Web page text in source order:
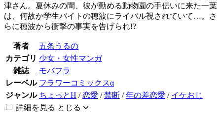
津さん。夏休みの間、彼が勤める動物園の手伝いに来た一葉
は、何故か学生バイトの穂波にライバル視されていて…。さ
らに穂波から衝撃の事実を告げられ!?
著者
五条うるの
カテゴリ 少女・女性マンガ
雑誌
モバフラ
レーベル フラワーコミックスα
ジャンル ちょっとH /恋愛 /禁断 /年の差恋愛 / イケおじ
詳細を見る とじる